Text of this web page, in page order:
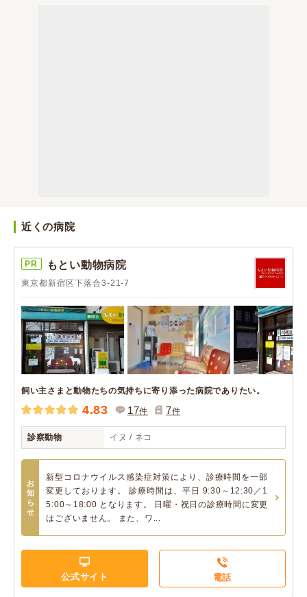
近くの病院
PR もとい動物病院
東京都新宿区下落合3-21-7
飼い主さまと動物たちの気持ちに寄り添った病院でありたい。
4.83 17件 7件
診察動物 イヌ / ネコ
お
知
ら
せ
新型コロナウイルス感染症対策により、診療時間を一部
変更しております。 診療時間は、平日 9:30～12:30／1
5:00～18:00 となります。 日曜・祝日の診療時間に変更
はございません。 また、ワ...
公式サイト 電話